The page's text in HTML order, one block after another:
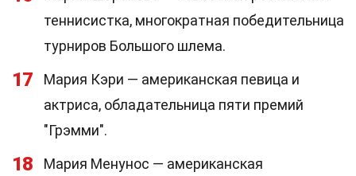
теннисистка, многократная победительница
турниров Большого шлема.
17
Мария Кэри — американская певица и
актриса, обладательница пяти премий
"Грэмми".
18
Мария Менунос — американская